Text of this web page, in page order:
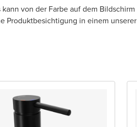
von der Farbe auf dem Bildschirm
Produktbesichtigung in einem unserer